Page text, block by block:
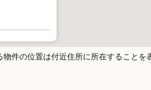
件の位置は付近住所に所在することを